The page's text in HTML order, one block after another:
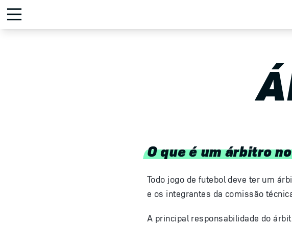
O que é um árbitro
Todo jogo de futebol deve ter um
e os integrantes da comissão
A principal responsabilidade do